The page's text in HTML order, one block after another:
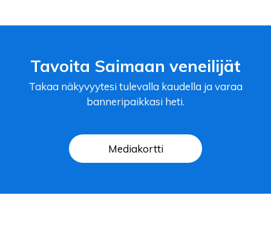
Tavoita Saimaan veneilijät
Takaa näkyvyytesi tulevalla kaudella ja varaa
banneripaikkasi heti.
Mediakortti